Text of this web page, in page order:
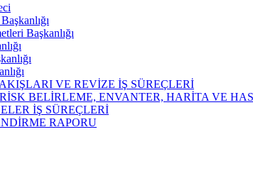
Başkanlığı
VE REVİZE İŞ SÜREÇLERİ
BELİRLEME, ENVANTER, HARİTA VE
İŞ SÜREÇLERİ
RAPORU